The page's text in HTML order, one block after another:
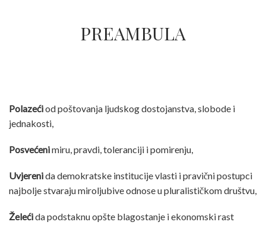
PREAMBULA
Polazećiod poštovanja ljudskog dostojanstva, slobode i
jednakosti,
Posvećenimiru, pravdi, toleranciji i pomirenju,
Uvjerenida demokratske institucije vlasti i pravični postupci
najbolje stvaraju miroljubive odnose u pluralističkom društvu,
Želećida podstaknu opšte blagostanje i ekonomski rast